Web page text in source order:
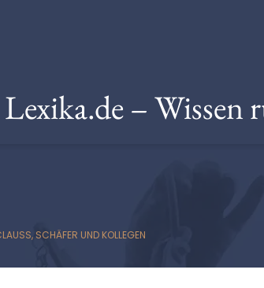
Lexika.de –
SCHÄFER UND KOLLEGEN